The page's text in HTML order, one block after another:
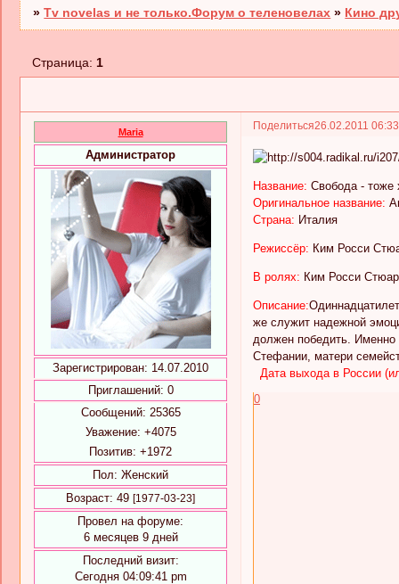
»Tv novelas и не только.Форум о теленовелах » Кино
Страница:1
Поделиться26.02.2011
Maria
Администратор
Зарегистрирован: 14.07.2010
Приглашений: 0
Сообщений: 25365
Уважение: +4075
Позитив: +1972
Пол: Женский
Возраст: 49 [1977-03-23]
Провел на форуме:
6 месяцев 9 дней
Последний визит:
Сегодня 04:09:41 pm
Название: Свобода - тоже
Оригинальное название:
Страна: Италия
Режиссёр: Ким Росси
В ролях: Ким Росси
Описание:
же служит надежной
должен победить. Именно
Стефании, матери
Дата выхода в России
0